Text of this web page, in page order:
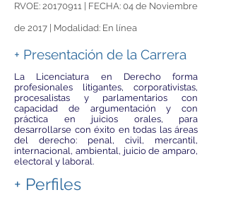
RVOE: 20170911 FECHA: 04 de Noviembre
de 2017 | Modalidad: En línea​
+ Presentación de la Carrera
La Licenciatura en Derecho forma
profesionales litigantes, corporativistas,
procesalistas y parlamentarios con
capacidad de argumentación y con
práctica en juicios orales, para
desarrollarse con éxito en todas las áreas
del derecho: penal, civil, mercantil,
internacional, ambiental, juicio de amparo,
electoral y laboral.
+ Perfiles